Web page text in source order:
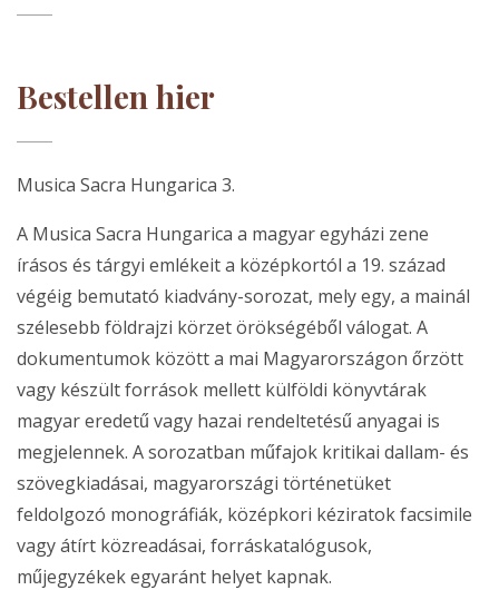
Bestellen hier
Musica Sacra Hungarica 3.
A Musica Sacra Hungarica a magyar egyházi zene
írásos és tárgyi emlékeit a középkortól a 19. század
végéig bemutató kiadvány-sorozat, mely egy, a mainál
szélesebb földrajzi körzet örökségéből válogat. A
dokumentumok között a mai Magyarországon őrzött
vagy készült források mellett külföldi könyvtárak
magyar eredetű vagy hazai rendeltetésű anyagai is
megjelennek. A sorozatban műfajok kritikai dallam- és
szövegkiadásai, magyarországi történetüket
feldolgozó monográfiák, középkori kéziratok facsimile
vagy átírt közreadásai, forráskatalógusok,
műjegyzékek egyaránt helyet kapnak.